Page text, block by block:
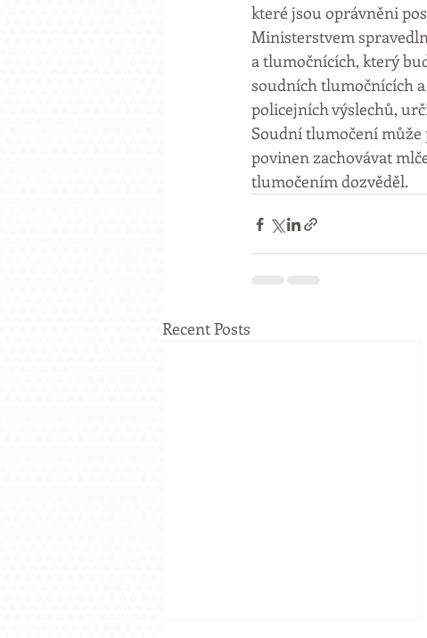
které jsou oprávněni
Ministerstvem
a tlumočnících, který
soudních tlumočnících
policejních výslechů,
Soudní tlumočení
povinen zachovávat
tlumočením dozvěděl.
Recent Posts